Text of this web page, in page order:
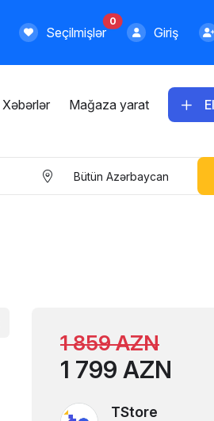
Seçilmişlər
0
Giriş
Xəbərlər Mağaza yarat
Bütün Azərbaycan
1 859 AZN
1 799 AZN
TStore